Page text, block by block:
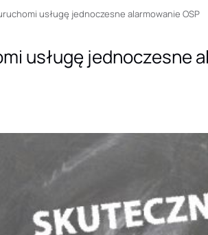
usługę jednoczesne alarmowanie OSP
usługę jednoczesne